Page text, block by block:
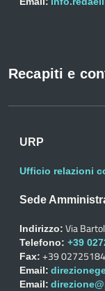
Recapiti e
URP
Ufficio relazioni
Sede
Indirizzo: Via
Telefono: +39
Fax: +39
Email:
Email: